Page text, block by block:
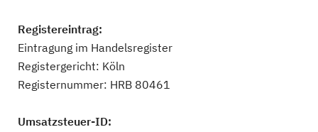
Registereintrag:
Eintragung im Handelsregister
Registergericht: Köln
Registernummer: HRB 80461
Umsatzsteuer-ID: